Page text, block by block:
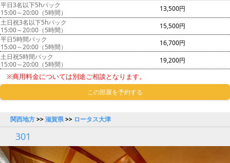
平日3名以下5hパック
15:00～20:00（5時間）
13,500円
土日祝3名以下5hパック
15:00～20:00（5時間）
15,500円
平日5時間パック
15:00～20:00（5時間）
16,700円
土日祝5時間パック
15:00～20:00（5時間）
19,200円
※商用料金については別途ご相談となります。
この部屋を予約する
関西地方>>滋賀県>> ロータス大津
301